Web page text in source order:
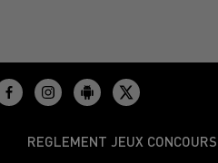
REGLEMENT JEUX CONCOURS